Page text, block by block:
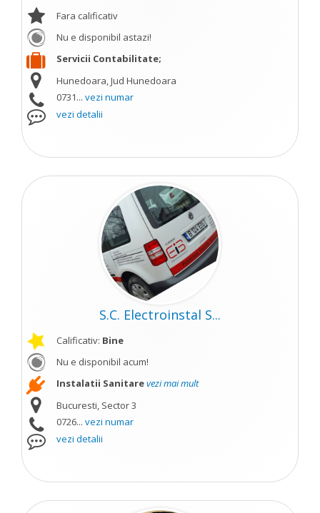
Fara calificativ
Nu e disponibil astazi!
Servicii Contabilitate;
Hunedoara, Jud Hunedoara
0731... vezi numar
vezi detalii
S.C. Electroinstal S...
Calificativ: Bine
Nu e disponibil acum!
Instalatii Sanitarevezi mai mult
Bucuresti, Sector 3
0726... vezi numar
vezi detalii